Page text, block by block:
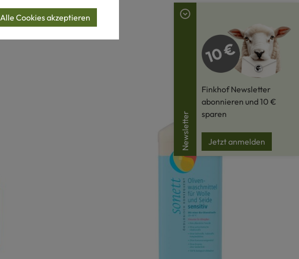
Newsletter
Finkhof Newsletter
abonnieren und 10 €
sparen
Jetzt anmelden
Alle Cookies akzeptieren